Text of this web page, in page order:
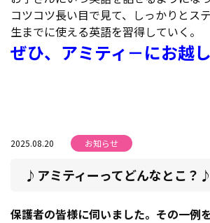
コツコツ長い目で見て、しっかりとス
生までに使える英語を習得していく。
ぜひ、アミティ－にお越
2025.08.20 お知らせ
♪アミティーってどんなとこ？♪
保護者の皆様に伺いました。その一例